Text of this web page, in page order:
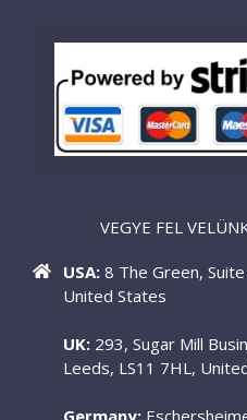
VEGYE FEL
USA: 8 The Green,
United States
UK: 293, Sugar Mill
Leeds, LS11 7HL,
Germany: